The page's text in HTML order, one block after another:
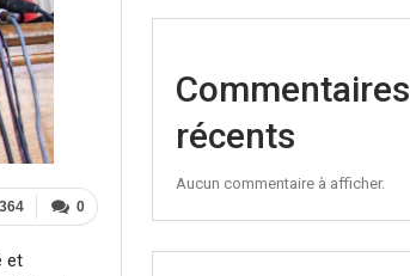
0
364
et
Commentaires
récents
Aucun commentaire à afficher.